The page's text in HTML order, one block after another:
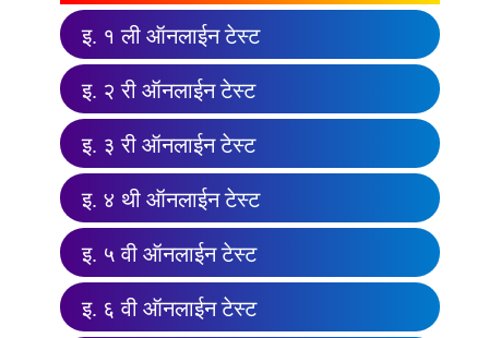
इ. १ ली ऑनलाईन टेस्ट
इ. २ री ऑनलाईन टेस्ट
इ. ३ री ऑनलाईन टेस्ट
इ. ४ थी ऑनलाईन टेस्ट
इ. ५ वी ऑनलाईन टेस्ट
इ. ६ वी ऑनलाईन टेस्ट